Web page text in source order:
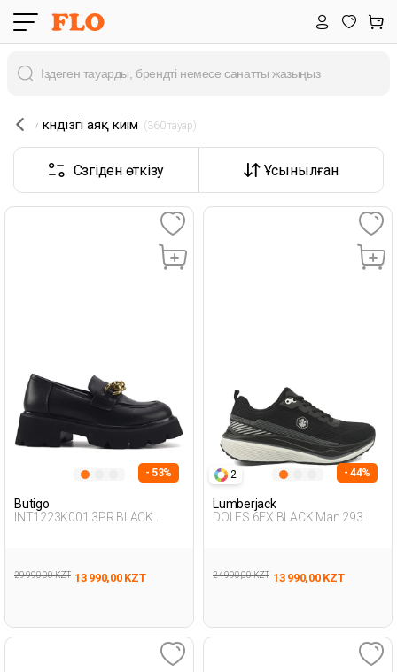
күндізгі аяқ киім (360 тауар)
Сүзгіден өткізу Ұсынылған
- 53%
Butigo
INT1223K001 3PR BLACK
29 990,00 KZT 13 990,00 KZT
2 - 44%
Lumberjack
DOLES 6FX BLACK Man 293
24 990,00 KZT 13 990,00 KZT